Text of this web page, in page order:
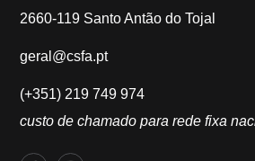
2660-119 Santo Antão do Tojal
geral@csfa.pt
(+351) 219 749 974
custo de chamado para rede fixa